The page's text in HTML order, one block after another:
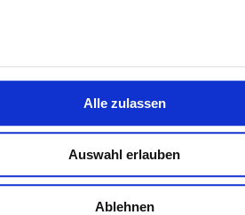
Alle zulassen
Auswahl erlauben
Ablehnen